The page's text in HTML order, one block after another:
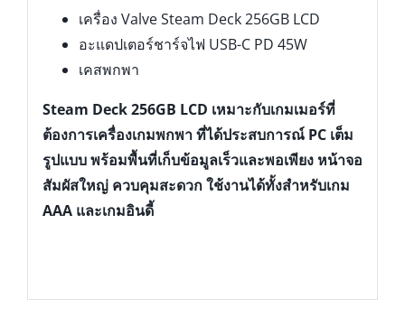
เครื่อง Valve Steam Deck 256GB LCD
อะแดปเตอร์ชาร์จไฟ USB-C PD 45W
เคสพกพา
Steam Deck 256GB LCD เหมาะกับเกมเมอร์ที่
ต้องการเครื่องเกมพกพา ที่ได้ประสบการณ์ PC เต็ม
รูปแบบ พร้อมพื้นที่เก็บข้อมูลเร็วและพอเพียง หน้าจอ
สัมผัสใหญ่ ควบคุมสะดวก ใช้งานได้ทั้งสำหรับเกม
AAA และเกมอินดี้